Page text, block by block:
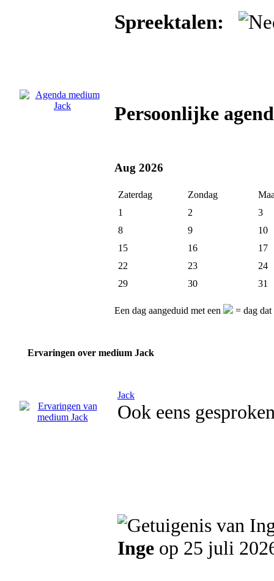
Spreektalen:
Persoonlijke
Aug 2026
Zaterdag Zondag
1
2
3
8
9
10
15
16
17
22
23
24
29
30 31
Een dag aangeduid met een = dag
Ervaringen over medium Jack
Jack
Ook eens
Inge op 25 juli